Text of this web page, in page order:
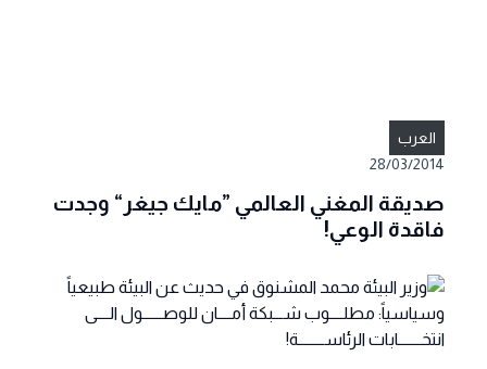
العرب
28/03/2014
صديقة المغني العالمي ”مايك جيغر“ وجدت
فاقدة الوعي!